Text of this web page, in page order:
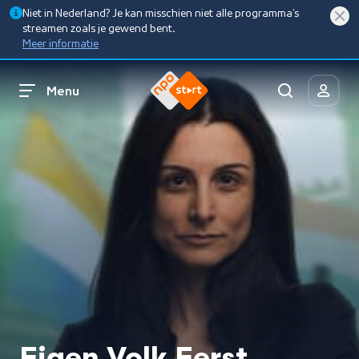
Niet in Nederland? Je kan misschien niet alle programma’s
streamen zoals je gewend bent.
Meer informatie
Menu